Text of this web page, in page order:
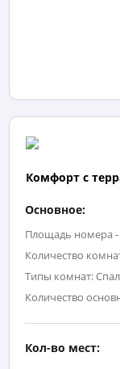
Комфорт с
Основное:
Площадь номера -
Количество
Типы комнат:
Количество
Кол-во мест: